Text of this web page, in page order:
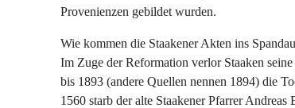
Provenienzen gebildet wurden.
Wie kommen die Staakener Akten ins
Im Zuge der Reformation verlor Staaken
bis 1893 (andere Quellen nennen 1894) die
1560 starb der alte Staakener Pfarrer